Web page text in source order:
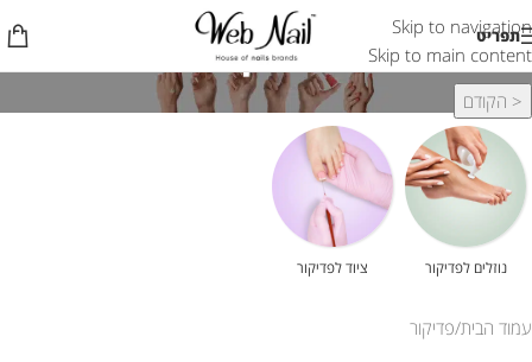
Skip to navigation
Skip to main content
תפריט פדיקור
< הקודם
נוזלים לפדיקור ציוד לפדיקור
עמוד הבית פדיקור